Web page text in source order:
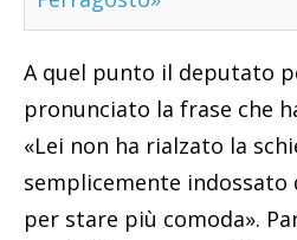
A quel punto il deputato
pronunciato la frase che
«Lei non ha rialzato la
semplicemente indossato
per stare più comoda».